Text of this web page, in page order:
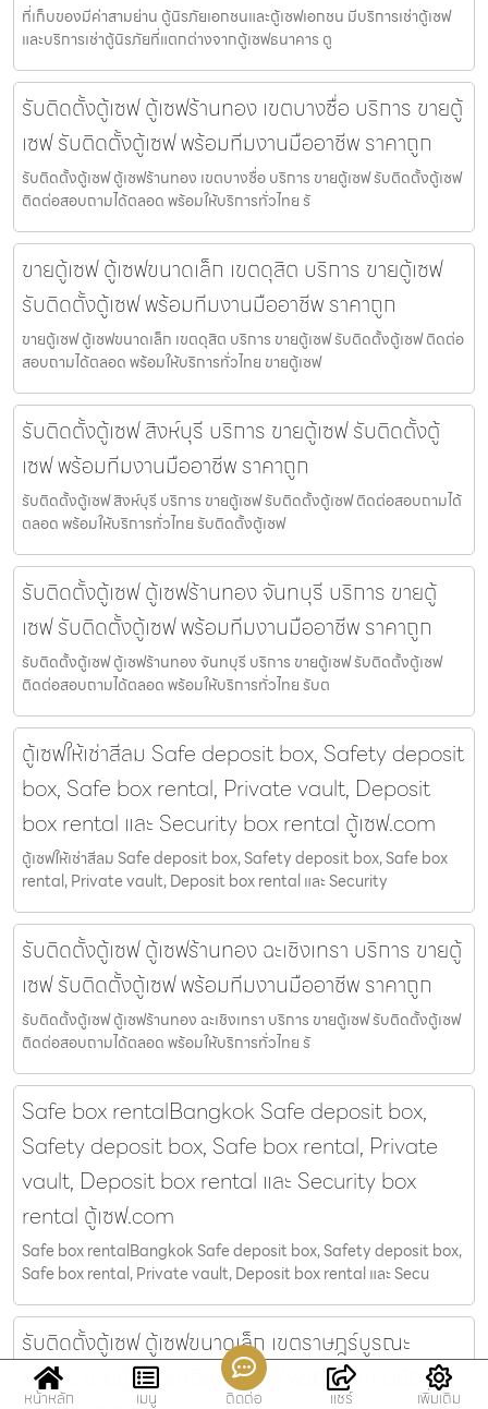
ที่เก็บของมีค่าสามย่าน ตู้นิรภัยเอกชนและตู้เซฟเอกชน มีบริการเช่าตู้เซฟ
และบริการเช่าตู้นิรภัยที่แตกต่างจากตู้เซฟธนาคาร ตู
รับติดตั้งตู้เซฟ ตู้เซฟร้านทอง เขตบางซื่อ บริการ ขายตู้
เซฟ รับติดตั้งตู้เซฟ พร้อมทีมงานมืออาชีพ ราคาถูก
รับติดตั้งตู้เซฟ ตู้เซฟร้านทอง เขตบางซื่อ บริการ ขายตู้เซฟ รับติดตั้งตู้เซฟ
ติดต่อสอบถามได้ตลอด พร้อมให้บริการทั่วไทย รั
ขายตู้เซฟ ตู้เซฟขนาดเล็ก เขตดุสิต บริการ ขายตู้เซฟ
รับติดตั้งตู้เซฟ พร้อมทีมงานมืออาชีพ ราคาถูก
ขายตู้เซฟ ตู้เซฟขนาดเล็ก เขตดุสิต บริการ ขายตู้เซฟ รับติดตั้งตู้เซฟ ติดต่อ
สอบถามได้ตลอด พร้อมให้บริการทั่วไทย ขายตู้เซฟ
รับติดตั้งตู้เซฟ สิงห์บุรี บริการ ขายตู้เซฟ รับติดตั้งตู้
เซฟ พร้อมทีมงานมืออาชีพ ราคาถูก
รับติดตั้งตู้เซฟ สิงห์บุรี บริการ ขายตู้เซฟ รับติดตั้งตู้เซฟ ติดต่อสอบถามได้
ตลอด พร้อมให้บริการทั่วไทย รับติดตั้งตู้เซฟ
รับติดตั้งตู้เซฟ ตู้เซฟร้านทอง จันทบุรี บริการ ขายตู้
เซฟ รับติดตั้งตู้เซฟ พร้อมทีมงานมืออาชีพ ราคาถูก
รับติดตั้งตู้เซฟ ตู้เซฟร้านทอง จันทบุรี บริการ ขายตู้เซฟ รับติดตั้งตู้เซฟ
ติดต่อสอบถามได้ตลอด พร้อมให้บริการทั่วไทย รับต
ตู้เซฟให้เช่าสีลม Safe deposit box, Safety deposit
box, Safe box rental, Private vault, Deposit
box rental และ Security box rental ตู้เซฟ.com
ตู้เซฟให้เช่าสีลม Safe deposit box, Safety deposit box, Safe box
rental, Private vault, Deposit box rental และ Security
รับติดตั้งตู้เซฟ ตู้เซฟร้านทอง ฉะเชิงเทรา บริการ ขายตู้
เซฟ รับติดตั้งตู้เซฟ พร้อมทีมงานมืออาชีพ ราคาถูก
รับติดตั้งตู้เซฟ ตู้เซฟร้านทอง ฉะเชิงเทรา บริการ ขายตู้เซฟ รับติดตั้งตู้เซฟ
ติดต่อสอบถามได้ตลอด พร้อมให้บริการทั่วไทย รั
Safe box rentalBangkok Safe deposit box,
Safety deposit box, Safe box rental, Private
vault, Deposit box rental และ Security box
rental ตู้เซฟ.com
Safe box rentalBangkok Safe deposit box, Safety deposit box,
Safe box rental, Private vault, Deposit box rental และ Secu
รับติดตั้งตู้เซฟ ตู้เซฟขนาดเล็ก เขตราษฎร์บูรณะ
บริการ ขายตู้เซฟ รับติดตั้งตู้เซฟ พร้อมทีมงานมือ
หน้าหลัก เมนู ติดต่อ แชร์ เพิ่มเติม